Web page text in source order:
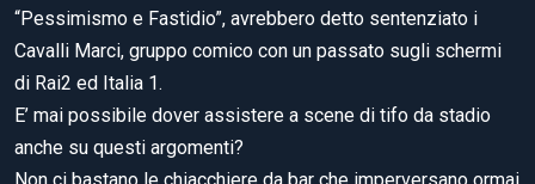
“Pessimismo e Fastidio”, avrebbero detto sentenziato i
Cavalli Marci, gruppo comico con un passato sugli schermi
di Rai2 ed Italia 1.
E’ mai possibile dover assistere a scene di tifo da stadio
anche su questi argomenti?
Non ci bastano le chiacchiere da bar che imperversano ormai